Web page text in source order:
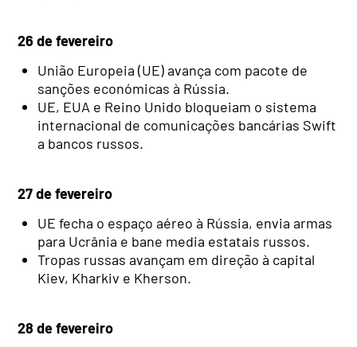
26 de fevereiro
União Europeia (UE) avança com pacote de
sanções económicas à Rússia.
UE, EUA e Reino Unido bloqueiam o sistema
internacional de comunicações bancárias Swift
a bancos russos.
27 de fevereiro
UE fecha o espaço aéreo à Rússia, envia armas
para Ucrânia e bane media estatais russos.
Tropas russas avançam em direção à capital
Kiev, Kharkiv e Kherson.
28 de fevereiro